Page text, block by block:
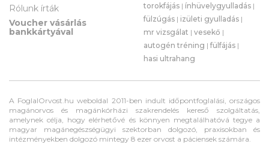
Rólunk írták
Voucher vásárlás
bankkártyával
torokfájás | ínhüvelygyulladás |
fülzúgás | izületi gyulladás |
mr vizsgálat | vesekő |
autogén tréning |fülfájás |
hasi ultrahang
A FoglalOrvost.hu weboldal 2011-ben indult időpontfoglalási, országos
magánorvos és magánkórházi szakrendelés kereső szolgáltatás,
amelynek célja, hogy elérhetővé és könnyen megtalálhatóvá tegye a
magyar magánegészségügyi szektorban dolgozó, praxisokban és
intézményekben dolgozó mintegy 8 ezer orvost a páciensek számára.